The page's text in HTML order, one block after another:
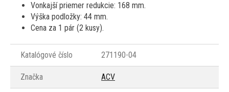
Vonkajší priemer redukcie: 168 mm.
Výška podložky: 44 mm.
Cena za 1 pár (2 kusy).
Katalógové číslo 271190-04
Značka ACV